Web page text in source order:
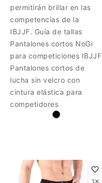
permitirán brillar en las
competencias de la
IBJJF. Guía de tallas
Pantalones cortos NoGi
para competiciones IBJJF
Pantalones cortos de
lucha sin velcro con
cintura elástica para
competidores